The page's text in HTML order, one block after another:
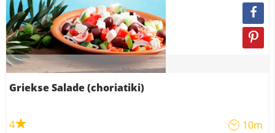
Griekse Salade (choriatiki)
4 10m